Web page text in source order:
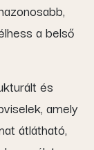
a belső
és
amely
átlátható,